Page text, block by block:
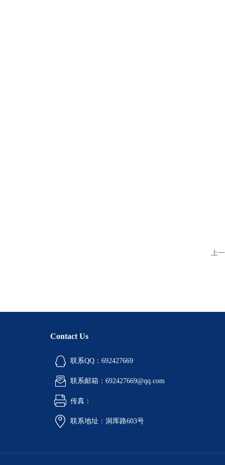
上
Contact Us
联系QQ：692427669
联系邮箱：692427669@qq.com
传真：
联系地址：洞厍路603号